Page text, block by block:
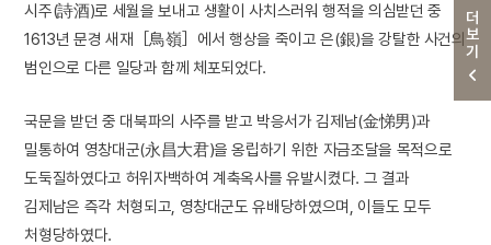
더보기
시주(詩酒)로 세월을 보내고 생활이 사치스러워 행적을 의심받던 중
1613년 문경 새재［鳥嶺］에서 행상을 죽이고 은(銀)을 강탈한 사건의
범인으로 다른 일당과 함께 체포되었다.
국문을 받던 중 대북파의 사주를 받고 박응서가 김제남(金悌男)과
밀통하여 영창대군(永昌大君)을 옹립하기 위한 자금조달을 목적으로
도둑질하였다고 허위자백하여 계축옥사를 유발시켰다. 그 결과
김제남은 즉각 처형되고, 영창대군도 유배당하였으며, 이들도 모두
처형당하였다.